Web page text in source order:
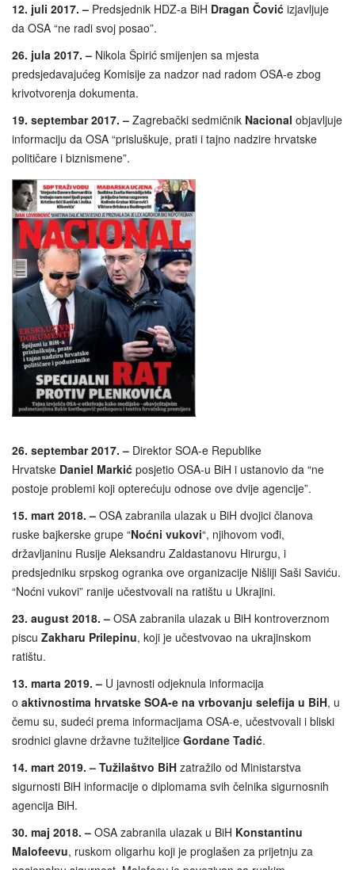
12. juli 2017. – Predsjednik HDZ-a BiH Dragan Čović izjavljuje
da OSA “ne radi svoj posao”.
26. jula 2017. – Nikola Špirić smijenjen sa mjesta
predsjedavajućeg Komisije za nadzor nad radom OSA-e zbog
krivotvorenja dokumenta.
19. septembar 2017. – Zagrebački sedmičnik Nacional objavljuje
informaciju da OSA “prisluškuje, prati i tajno nadzire hrvatske
političare i biznismene”.
26. septembar 2017. – Direktor SOA-e Republike
Hrvatske Daniel Markić posjetio OSA-u BiH i ustanovio da “ne
postoje problemi koji opterećuju odnose ove dvije agencije”.
15. mart 2018. – OSA zabranila ulazak u BiH dvojici članova
ruske bajkerske grupe “Noćni vukovi“, njihovom vođi,
državljaninu Rusije Aleksandru Zaldastanovu Hirurgu, i
predsjedniku srpskog ogranka ove organizacije Nišliji Saši Saviću.
“Noćni vukovi” ranije učestvovali na ratištu u Ukrajini.
23. august 2018. – OSA zabranila ulazak u BiH kontroverznom
piscu Zakharu Prilepinu, koji je učestvovao na ukrajinskom
ratištu.
13. marta 2019. – U javnosti odjeknula informacija
o aktivnostima hrvatske SOA-e na vrbovanju selefija u BiH, u
čemu su, sudeći prema informacijama OSA-e, učestvovali i bliski
srodnici glavne državne tužiteljice Gordane Tadić.
14. mart 2019. – Tužilaštvo BiH zatražilo od Ministarstva
sigurnosti BiH informacije o diplomama svih čelnika sigurnosnih
agencija BiH.
30. maj 2018. – OSA zabranila ulazak u BiH Konstantinu
Malofeevu, ruskom oligarhu koji je proglašen za prijetnju za